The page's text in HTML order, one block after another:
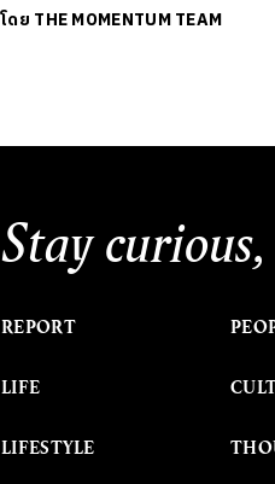
โดย THE MOMENTUM TEAM
Stay
REPORT
LIFE
LIFESTYLE